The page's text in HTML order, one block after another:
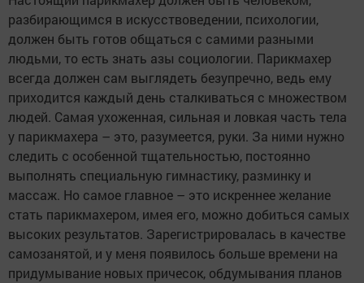
разбирающимся в искусствоведении, психологии,
должен быть готов общаться с самими разными
людьми, то есть знать азы социологии. Парикмахер
всегда должен сам выглядеть безупречно, ведь ему
приходится каждый день сталкиваться с множеством
людей. Самая ухоженная, сильная и ловкая часть тела
у парикмахера – это, разумеется, руки. За ними нужно
следить с особенной тщательностью, постоянно
выполнять специальную гимнастику, разминку и
массаж. Но самое главное – это искреннее желание
стать парикмахером, имея его, можно добиться самых
высоких результатов. Зарегистрировалась в качестве
самозанятой, и у меня появилось больше времени на
придумывание новых причесок, обдумывания планов